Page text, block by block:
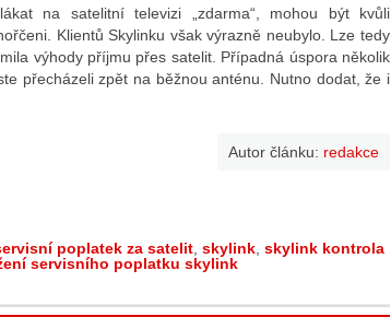
na satelitní televizi „zdarma“, mohou být kvůli
Klientů Skylinku však výrazně neubylo. Lze tedy
výhody příjmu přes satelit. Případná úspora několik
přecházeli zpět na běžnou anténu. Nutno dodat, že i
Autor článku: redakce
poplatek za satelit skylink skylink kontrola
servisního poplatku skylink